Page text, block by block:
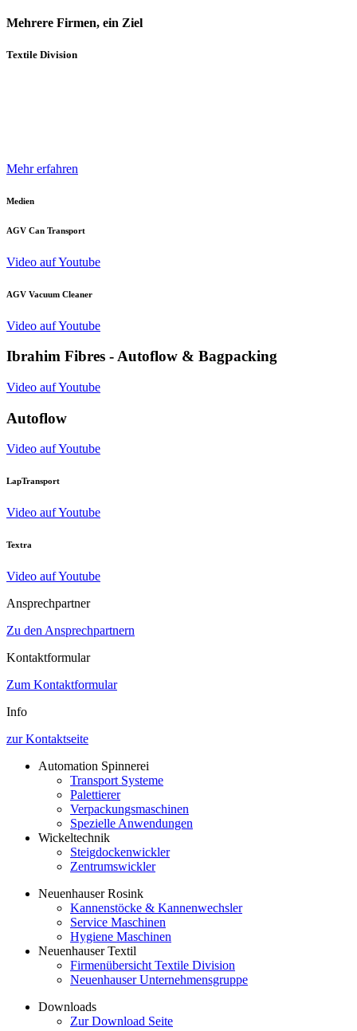
Mehrere Firmen, ein Ziel
Textile Division
Mehr erfahren
Medien
AGV Can Transport
Video auf Youtube
AGV Vacuum Cleaner
Video auf Youtube
Ibrahim Fibres - Autoflow & Bagpacking
Video auf Youtube
Autoflow
Video auf Youtube
LapTransport
Video auf Youtube
Textra
Video auf Youtube
Ansprechpartner
Zu den Ansprechpartnern
Kontaktformular
Zum Kontaktformular
Info
zur Kontaktseite
Automation Spinnerei
Transport Systeme
Palettierer
Verpackungsmaschinen
Spezielle Anwendungen
Wickeltechnik
Steigdockenwickler
Zentrumswickler
Neuenhauser Rosink
Kannenstöcke & Kannenwechsler
Service Maschinen
Hygiene Maschinen
Neuenhauser Textil
Firmenübersicht Textile Division
Neuenhauser Unternehmensgruppe
Downloads
Zur Download Seite